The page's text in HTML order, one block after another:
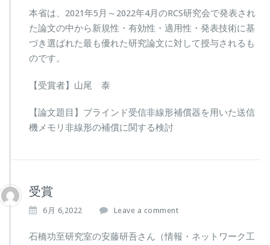
本省は、2021年5月～2022年4月のRCS研究会で発表され
た論文の中から新規性・有効性・適用性・発表技術に基
づき選ばれた最も優れた研究論文に対して授与されるも
のです。
【受賞者】山尾 泰
【論文題目】ブラインド受信非線形補償器を用いた送信
機メモリ非線形の補償に関する検討
受賞
6月 6,2022 Leave a comment
石橋功至研究室の安藤研吾さん（情報・ネットワーク工